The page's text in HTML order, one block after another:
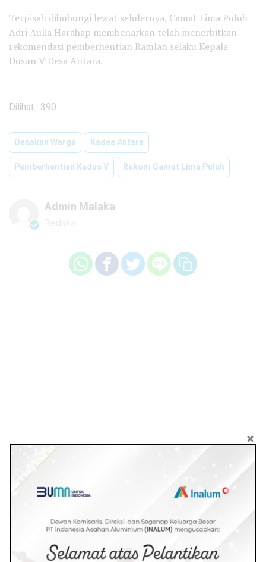
Terpisah dihubungi lewat selulernya, Camat Lima Puluh
Adri Aulia Harahap membenarkan telah menerbitkan
rekomendasi pemberhentian Ramlan selaku Kepala
Dusun V Desa Antara.
Dilihat : 390
Desakan Warga
Kades Antara
Pemberhentian Kadus V
Rekom Camat Lima Puluh
Admin Malaka